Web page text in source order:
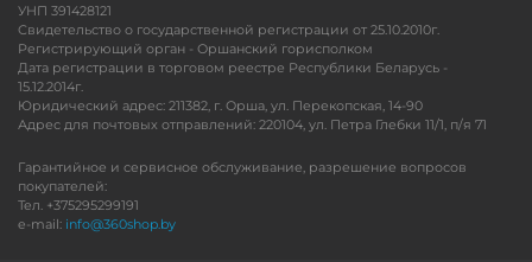
УНП 391428121
Свидетельство о государственной регистрации от 25.10.2010г.
Регистрирующий орган - Оршанский горисполком
Дата регистрации в торговом реестре Республики Беларусь -
15.12.2014г.
Юридический адрес: 211382, г. Орша, ул. Перекопская, 14-90
Адрес для почтовых отправлений: 220104, ул. Петра Глебки 11/1, п/я 71
Гарантийное и сервисное обслуживание, разрешение вопросов
покупателей:
Тел. +375295299191
e-mail: info@360shop.by